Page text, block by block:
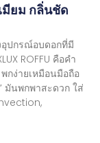
มียม กลิ่นชัด
อุปกรณ์อบดอกที่มี
ROFFU คือคำ
กง่ายเหมือนมือถือ
มันพกพาสะดวก ใส่